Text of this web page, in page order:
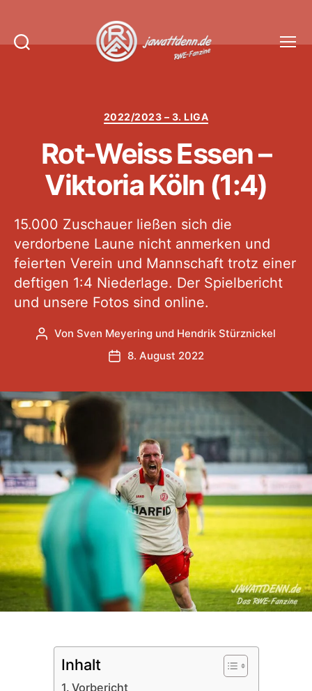
Kategorien
2022/2023 – 3. LIGA
Rot-Weiss Essen –
Viktoria Köln (1:4)
15.000 Zuschauer ließen sich die
verdorbene Laune nicht anmerken und
feierten Verein und Mannschaft trotz einer
deftigen 1:4 Niederlage. Der Spielbericht
und unsere Fotos sind online.
Beitragsautor
Von Sven Meyering und Hendrik Stürznickel
Veröffentlichungsdatum
8. August 2022
Inhalt
Vorbericht